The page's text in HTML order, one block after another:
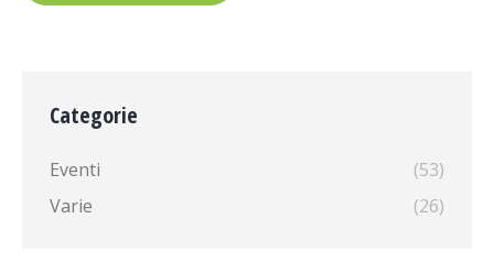
Categorie
Eventi
(53)
Varie
(26)